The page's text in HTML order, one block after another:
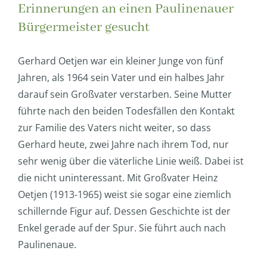
Erinnerungen an einen Paulinenauer
Bürgermeister gesucht
Gerhard Oetjen war ein kleiner Junge von fünf
Jahren, als 1964 sein Vater und ein halbes Jahr
darauf sein Großvater verstarben. Seine Mutter
führte nach den beiden Todesfällen den Kontakt
zur Familie des Vaters nicht weiter, so dass
Gerhard heute, zwei Jahre nach ihrem Tod, nur
sehr wenig über die väterliche Linie weiß. Dabei ist
die nicht uninteressant. Mit Großvater Heinz
Oetjen (1913-1965) weist sie sogar eine ziemlich
schillernde Figur auf. Dessen Geschichte ist der
Enkel gerade auf der Spur. Sie führt auch nach
Paulinenaue.